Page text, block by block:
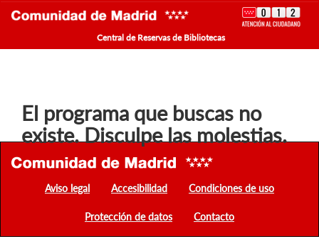
Central de Reservas de Bibliotecas
El programa que buscas no
existe. Disculpe las molestias.
Aviso legal Accesibilidad Condiciones de uso
Protección de datos Contacto